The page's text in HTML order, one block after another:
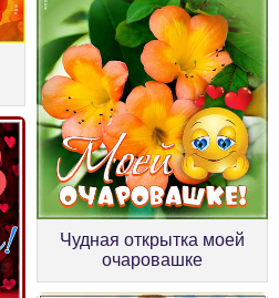
Чудная открытка моей
очаровашке